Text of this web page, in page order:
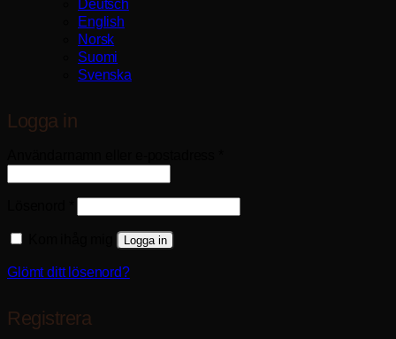
Deutsch
English
Norsk
Suomi
Svenska
Logga in
Logga in
Glömt ditt lösenord?
Registrera